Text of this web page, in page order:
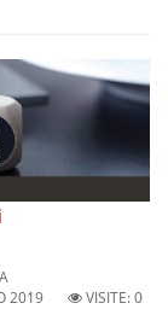
2019 VISITE: 0